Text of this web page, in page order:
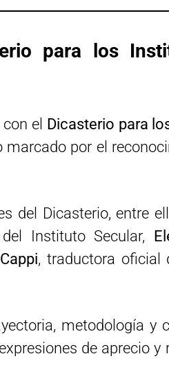
para los
el Dicasterio para
marcado por el
del Dicasterio, entre
Instituto Secular,
, traductora oficial
metodología y
de aprecio y